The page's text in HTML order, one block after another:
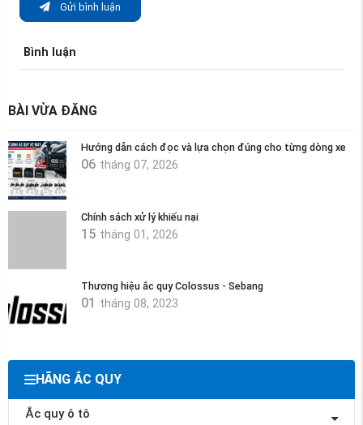
Gửi bình luận
Bình luận
BÀI VỪA ĐĂNG
Hướng dẫn cách đọc và lựa chọn đúng cho từng dòng xe
06 tháng 07, 2026
Chính sách xử lý khiếu nại
15 tháng 01, 2026
Thương hiệu ắc quy Colossus - Sebang
01 tháng 08, 2023
HÃNG ẮC QUY
Ắc quy ô tô